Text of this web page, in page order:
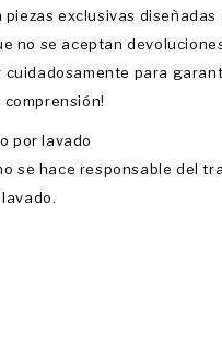
exclusivas diseñadas
no se aceptan
cuidadosamente para
por lavado
se hace responsable del